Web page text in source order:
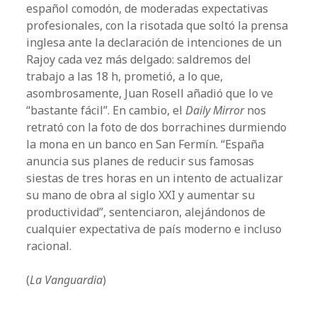
español comodón, de moderadas expectativas
profesionales, con la risotada que soltó la prensa
inglesa ante la declaración de intenciones de un
Rajoy cada vez más delgado: saldremos del
trabajo a las 18 h, prometió, a lo que,
asombrosamente, Juan Rosell añadió que lo ve
“bastante fácil”. En cambio, elDaily Mirrornos
retrató con la foto de dos borrachines durmiendo
la mona en un banco en San Fermín. “España
anuncia sus planes de reducir sus famosas
siestas de tres horas en un intento de actualizar
su mano de obra al siglo XXI y aumentar su
productividad”, sentenciaron, alejándonos de
cualquier expectativa de país moderno e incluso
racional.
(La Vanguardia)